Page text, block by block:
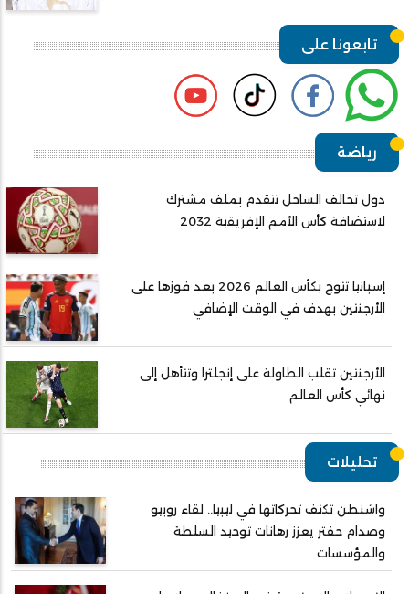
تابعونا على
رياضة
دول تحالف الساحل تتقدم بملف مشترك
لاستضافة كأس الأمم الإفريقية 2032
إسبانيا تتوج بكأس العالم 2026 بعد فوزها على
الأرجنتين بهدف في الوقت الإضافي
الأرجنتين تقلب الطاولة على إنجلترا وتتأهل إلى
نهائي كأس العالم
تحليلات
واشنطن تكثف تحركاتها في ليبيا.. لقاء روبيو
وصدام حفتر يعزز رهانات توحيد السلطة
والمؤسسات